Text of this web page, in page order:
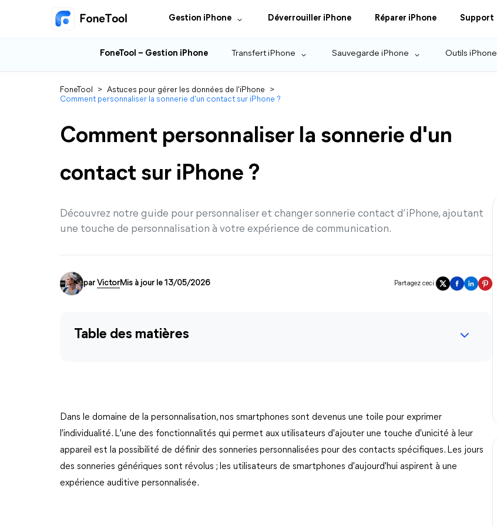
Gestion iPhone Déverrouiller iPhone Réparer iPhone Support
FoneTool – Gestion iPhone Transfert iPhone Sauvegarde iPhone Outils iPhone
FoneTool > Astuces pour gérer les données de l'iPhone
>
Comment personnaliser la sonnerie d'un contact sur iPhone ?
Comment personnaliser la sonnerie d'un
contact sur iPhone ?
Découvrez notre guide pour personnaliser et changer sonnerie contact d’iPhone, ajoutant
une touche de personnalisation à votre expérience de communication.
par VictorMis à jour le 13/05/2026 Partagez ceci:
Table des matières
Dans le domaine de la personnalisation, nos smartphones sont devenus une toile pour exprimer
l'individualité. L'une des fonctionnalités qui permet aux utilisateurs d'ajouter une touche d'unicité à leur
appareil est la possibilité de définir des sonneries personnalisées pour des contacts spécifiques. Les jours
des sonneries génériques sont révolus ; les utilisateurs de smartphones d'aujourd'hui aspirent à une
expérience auditive personnalisée.